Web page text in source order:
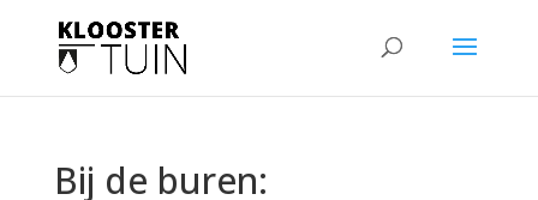
Bij de buren: